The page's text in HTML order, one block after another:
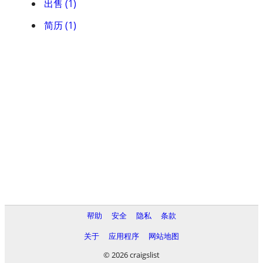
出售 (1)
简历 (1)
帮助 安全 隐私
条款
关于
应用程序
网站地图
© 2026 craigslist